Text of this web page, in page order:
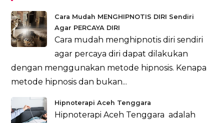
Cara Mudah MENGHIPNOTIS DIRI Sendiri
Agar PERCAYA DIRI
Cara mudah menghipnotis diri sendiri
agar percaya diri dapat dilakukan
dengan menggunakan metode hipnosis. Kenapa
metode hipnosis dan bukan...
Hipnoterapi Aceh Tenggara
Hipnoterapi Aceh Tenggara adalah